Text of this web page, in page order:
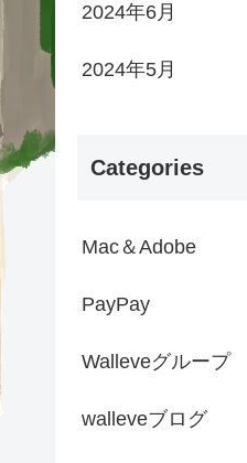
2024年6月
2024年5月
Categories
Mac＆Adobe
PayPay
Walleveグループ
walleveブログ